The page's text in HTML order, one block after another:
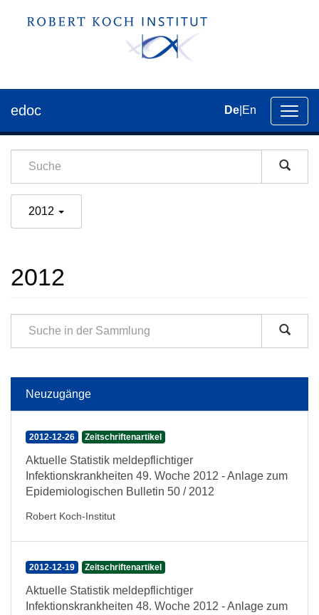
der
edoc De En
2012
2012
Neuzugänge
2012-12-26 Zeitschriftenartikel
Aktuelle Statistik meldepflichtiger
Infektionskrankheiten 49. Woche 2012 - Anlage zum
Epidemiologischen Bulletin 50 / 2012
Robert Koch-Institut
2012-12-19 Zeitschriftenartikel
Aktuelle Statistik meldepflichtiger
Infektionskrankheiten 48. Woche 2012 - Anlage zum